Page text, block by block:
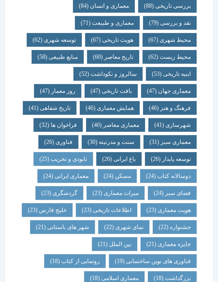
بررسی تاریخی (88) معماری و انسان (84)
نقد و بررسی (79) معماری و طبیعت (71)
محیط شهری(67) هویت تاریخی(67) توسعه شهری(62)
محیط زیست(62) تاریخ معاصر(60) منابع طبیعی(58)
ابنیه تاریخی(53) سالروز و نکوداشت(52)
معماری جهان (47) بافت تاریخی(47) روز معمار(47)
فرهنگ و هنر(46) همایش معماری (46) تاریخ شفاهی (41)
شهرسازی(41) معماری معاصر(40) فراخوان ها (32)
معماری سبز(31) سنت و مدرنیته(30) فناوری (26)
توسعه پایدار(26) باغ ایرانی(26) نابودی و تخریب(25)
دوسالانه کتاب(24) مسکن (24) معماری ایرانی(24)
فضای سبز(24) میراث معماری (23) گردشگری (23)
هویت معماری (23) اطلاعات تاریخی(23) خلیج فارس(23)
جشنواره(22) نمای شهری(22) شهر های باستانی (21)
جایزه معماری (21) بین الملل(21)
فناوری های نوین ساختمانی(19) رونمایی از کتاب (18)
بزرگداشت (18) معماری اسلامی(18)